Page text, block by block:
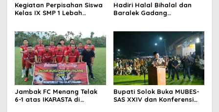
Kegiatan Perpisahan Siswa
Kelas IX SMP 1 Lebah
Sorotan Tajam
Hadiri Halal Bihalal dan
Baralek Gadang
Sekaligus Meresmikan
Menara Masjid Nurul Iman
Jambak FC Menang Telak
6-1 atas IKARASTA di
Bupati Solok Buka MUBES-
SAS XXIV dan Konferensi